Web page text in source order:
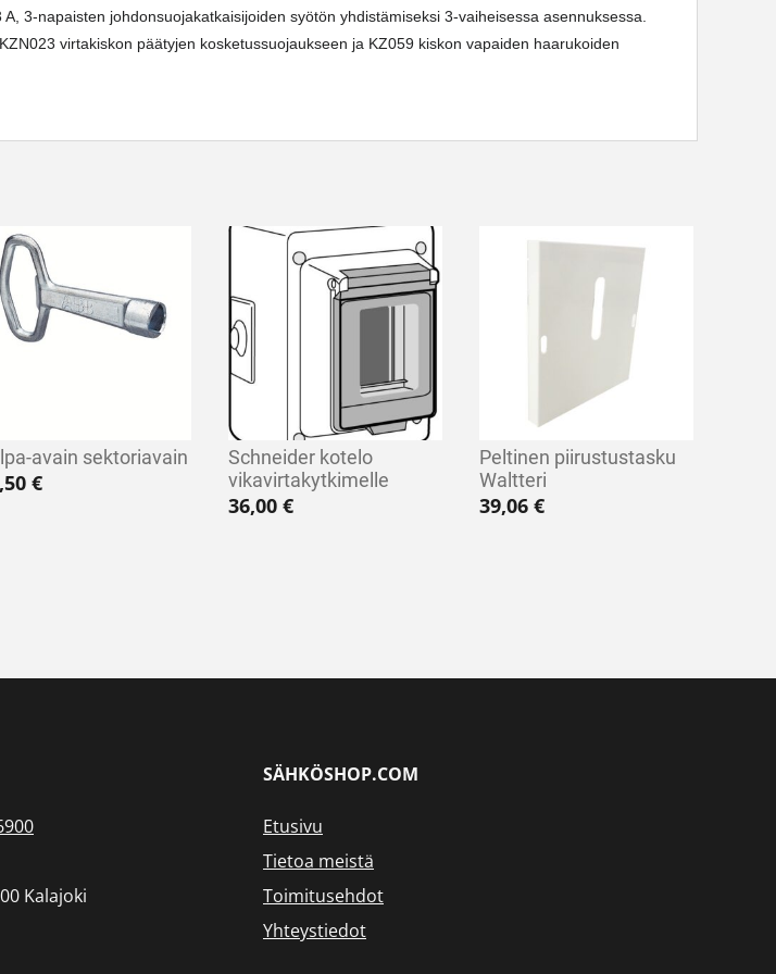
3-napaisten johdonsuojakatkaisijoiden syötön yhdistämiseksi 3-vaiheisessa asennuksessa.
virtakiskon päätyjen kosketussuojaukseen ja KZ059 kiskon vapaiden haarukoiden
avain sektoriavain
€
Schneider kotelo
vikavirtakytkimelle
36,00€
Peltinen piirustustasku
Waltteri
39,06€
Kalajoki
SÄHKÖSHOP.COM
Etusivu
Tietoa meistä
Toimitusehdot
Yhteystiedot